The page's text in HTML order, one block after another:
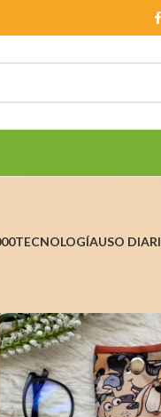
TECNOLOGÍAUSO